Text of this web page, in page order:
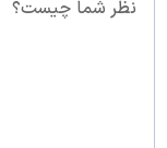
نظر شما چیست؟